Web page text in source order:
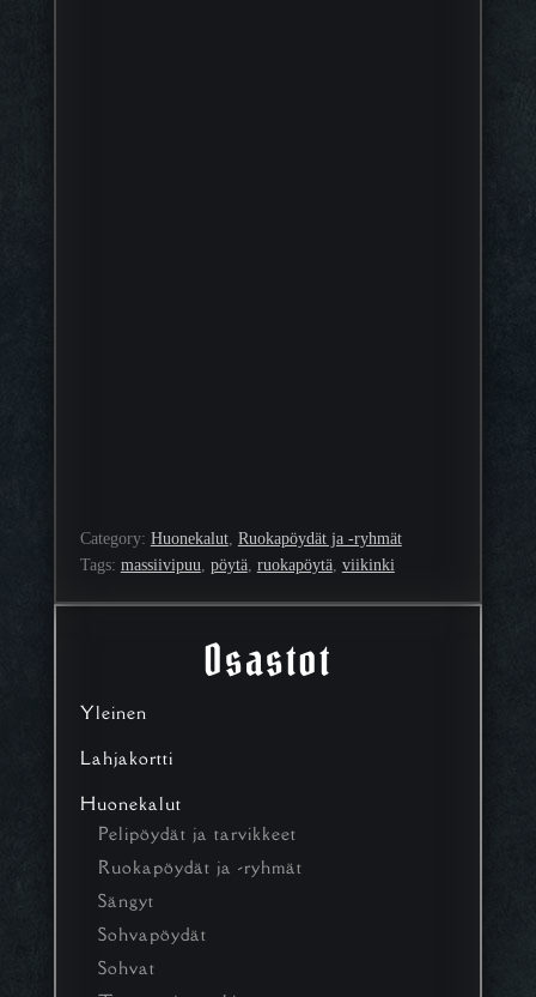
Osastot
Yleinen
Lahjakortti
Huonekalut
Pelipöydät ja tarvikkeet
Ruokapöydät ja -ryhmät
Sängyt
Sohvapöydät
Sohvat
Category: Huonekalut, Ruokapöydät ja -ryhmät
Tags: massiivipuu, pöytä, ruokapöytä, viikinki